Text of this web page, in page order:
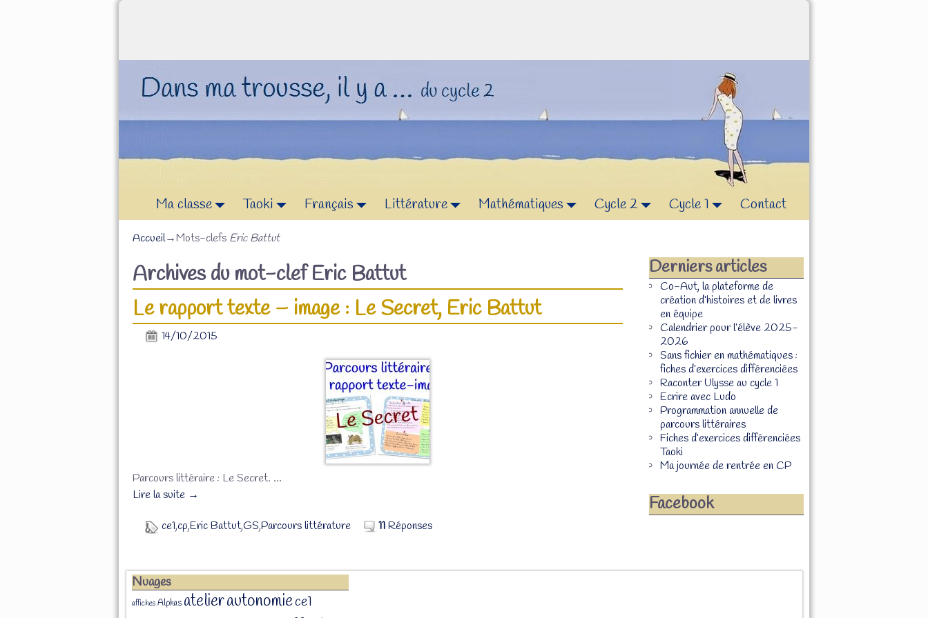
Ma classe Taoki Français Littérature Mathématiques Cycle 2 Cycle 1 Contact
Accueil→Mots-clefs Eric Battut
Archives du mot-clefEric Battut
Le rapport texte – image : Le Secret, Eric Battut
14/10/2015
Parcours littéraire : Le Secret. …
Lire la suite →
ce1,cp,Eric Battut,GS,Parcours littérature 11Réponses
Derniers articles
Co-Aut, la plateforme de
création d’histoires et de livres
en équipe
Calendrier pour l’élève 2025-
2026
Sans fichier en mathématiques :
fiches d’exercices différenciées
Raconter Ulysse au cycle 1
Ecrire avec Ludo
Programmation annuelle de
parcours littéraires
Fiches d’exercices différenciées
Taoki
Ma journée de rentrée en CP
Facebook
Nuages
affiches Alphas atelierautonomiece1